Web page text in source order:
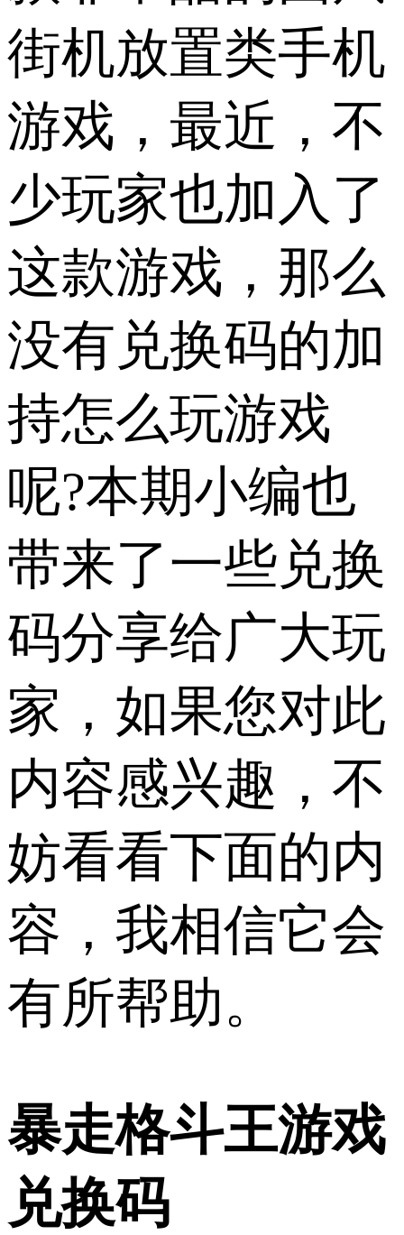
街机放置类手机
游戏，最近，不
少玩家也加入了
这款游戏，那么
没有兑换码的加
持怎么玩游戏
呢?本期小编也
带来了一些兑换
码分享给广大玩
家，如果您对此
内容感兴趣，不
妨看看下面的内
容，我相信它会
有所帮助。
暴走格斗王游戏
兑换码